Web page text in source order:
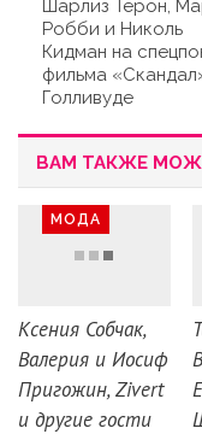
Шарлиз Терон,
Робби и Николь
Кидман на
фильма
Голливуде
ВАМ ТАКЖЕ
МОДА
Ксения Собчак,
Валерия и Иосиф
Пригожин, Zivert
и другие гости